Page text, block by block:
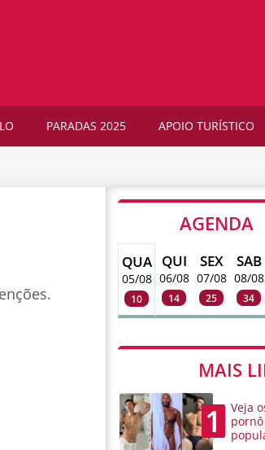
PARADAS 2025 APOIO TURÍSTICO
AGENDA
QUA
05/08
10
QUI
06/08
14
SEX
07/08
25
SAB
08/08
34
MAIS
1
Veja